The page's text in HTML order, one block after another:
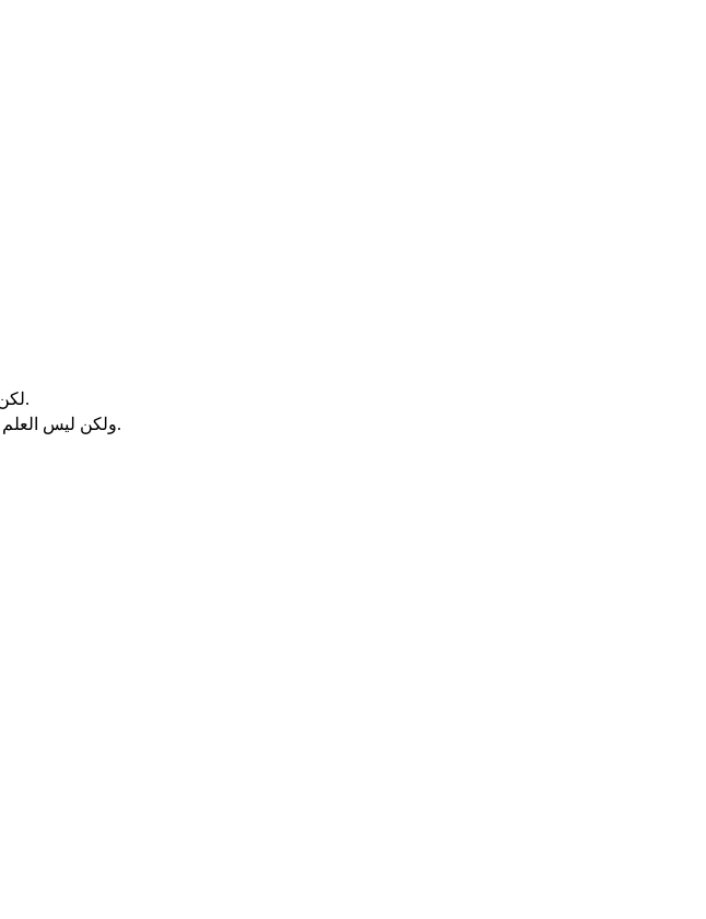
لكن لنا اله واحد الآب الذي منه جميع الاشياء ونحن له. ورب واحد يسوع المسيح الذي به جميع الاشياء ونحن به.
ولكن ليس العلم في الجميع. بل اناس بالضمير نحو الوثن الى الآن ياكلون كانه مما ذبح لوثن. فضميرهم اذ هو ضعيف يتنجس.